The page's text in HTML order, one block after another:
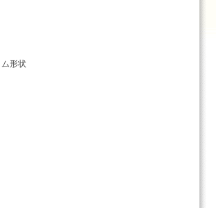
形状